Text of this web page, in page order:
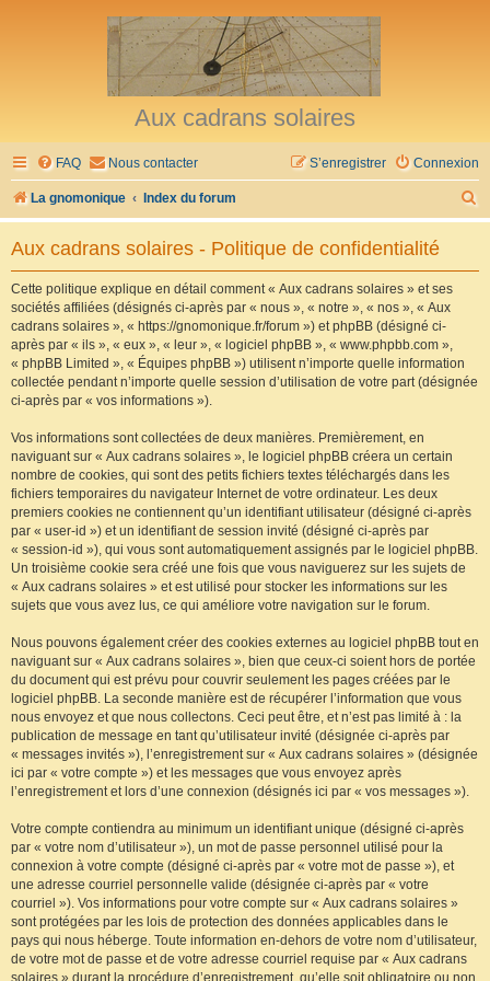
Aux cadrans solaires
FAQ Nous contacter Connexion
S’enregistrer
La gnomonique Index du forum
e
Aux cadrans solaires - Politique de confidentialité
Cette politique explique en détail comment « Aux cadrans solaires » et ses
sociétés affiliées (désignés ci-après par « nous », « notre », « nos », « Aux
cadrans solaires », « https://gnomonique.fr/forum ») et phpBB (désigné ci-
après par « ils », « eux », « leur », « logiciel phpBB », « www.phpbb.com »,
« phpBB Limited », « Équipes phpBB ») utilisent n’importe quelle information
collectée pendant n’importe quelle session d’utilisation de votre part (désignée
ci-après par « vos informations »).
Vos informations sont collectées de deux manières. Premièrement, en
naviguant sur « Aux cadrans solaires », le logiciel phpBB créera un certain
nombre de cookies, qui sont des petits fichiers textes téléchargés dans les
fichiers temporaires du navigateur Internet de votre ordinateur. Les deux
premiers cookies ne contiennent qu’un identifiant utilisateur (désigné ci-après
par « user-id ») et un identifiant de session invité (désigné ci-après par
« session-id »), qui vous sont automatiquement assignés par le logiciel phpBB.
Un troisième cookie sera créé une fois que vous naviguerez sur les sujets de
« Aux cadrans solaires » et est utilisé pour stocker les informations sur les
sujets que vous avez lus, ce qui améliore votre navigation sur le forum.
Nous pouvons également créer des cookies externes au logiciel phpBB tout en
naviguant sur « Aux cadrans solaires », bien que ceux-ci soient hors de portée
du document qui est prévu pour couvrir seulement les pages créées par le
logiciel phpBB. La seconde manière est de récupérer l’information que vous
nous envoyez et que nous collectons. Ceci peut être, et n’est pas limité à : la
publication de message en tant qu’utilisateur invité (désignée ci-après par
« messages invités »), l’enregistrement sur « Aux cadrans solaires » (désignée
ici par « votre compte ») et les messages que vous envoyez après
l’enregistrement et lors d’une connexion (désignés ici par « vos messages »).
Votre compte contiendra au minimum un identifiant unique (désigné ci-après
par « votre nom d’utilisateur »), un mot de passe personnel utilisé pour la
connexion à votre compte (désigné ci-après par « votre mot de passe »), et
une adresse courriel personnelle valide (désignée ci-après par « votre
courriel »). Vos informations pour votre compte sur « Aux cadrans solaires »
sont protégées par les lois de protection des données applicables dans le
pays qui nous héberge. Toute information en-dehors de votre nom d’utilisateur,
de votre mot de passe et de votre adresse courriel requise par « Aux cadrans